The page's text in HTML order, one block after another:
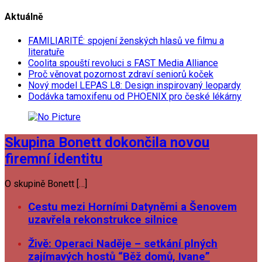
Aktuálně
FAMILIARITÉ: spojení ženských hlasů ve filmu a
literatuře
Coolita spouští revoluci s FAST Media Alliance
Proč věnovat pozornost zdraví seniorů koček
Nový model LEPAS L8: Design inspirovaný leopardy
Dodávka tamoxifenu od PHOENIX pro české lékárny
Skupina Bonett dokončila novou
firemní identitu
O skupině Bonett […]
Cestu mezi Horními Datyněmi a Šenovem
uzavřela rekonstrukce silnice
Živě: Operaci Naděje – setkání plných
zajímavých hostů “Běž domů, Ivane”